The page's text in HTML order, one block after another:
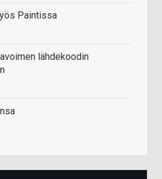
Paintissa
lähdekoodin